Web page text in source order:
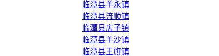
临潭县羊永镇
临潭县流顺镇
临潭县店子镇
临潭县羊沙镇
临潭县王旗镇